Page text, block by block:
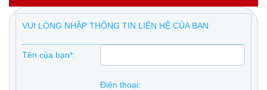
VUI LÒNG NHẬP THÔNG TIN LIÊN HỆ CỦA BẠN
Tên của bạn*:
Điện thoại: